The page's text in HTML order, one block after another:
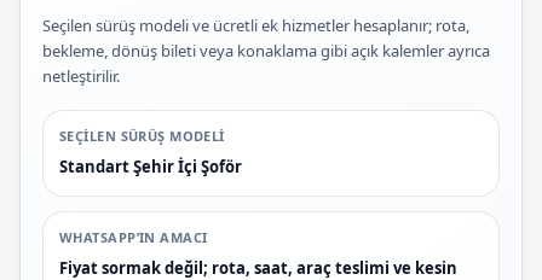
Seçilen sürüş modeli ve ücretli ek hizmetler hesaplanır; rota,
bekleme, dönüş bileti veya konaklama gibi açık kalemler ayrıca
netleştirilir.
SEÇILEN SÜRÜŞ MODELI
Standart Şehir İçi Şoför
WHATSAPP’IN AMACI
Fiyat sormak değil; rota, saat, araç teslimi ve kesin